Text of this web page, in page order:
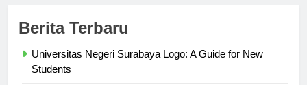
Universitas Negeri Surabaya Logo: A Guide for New